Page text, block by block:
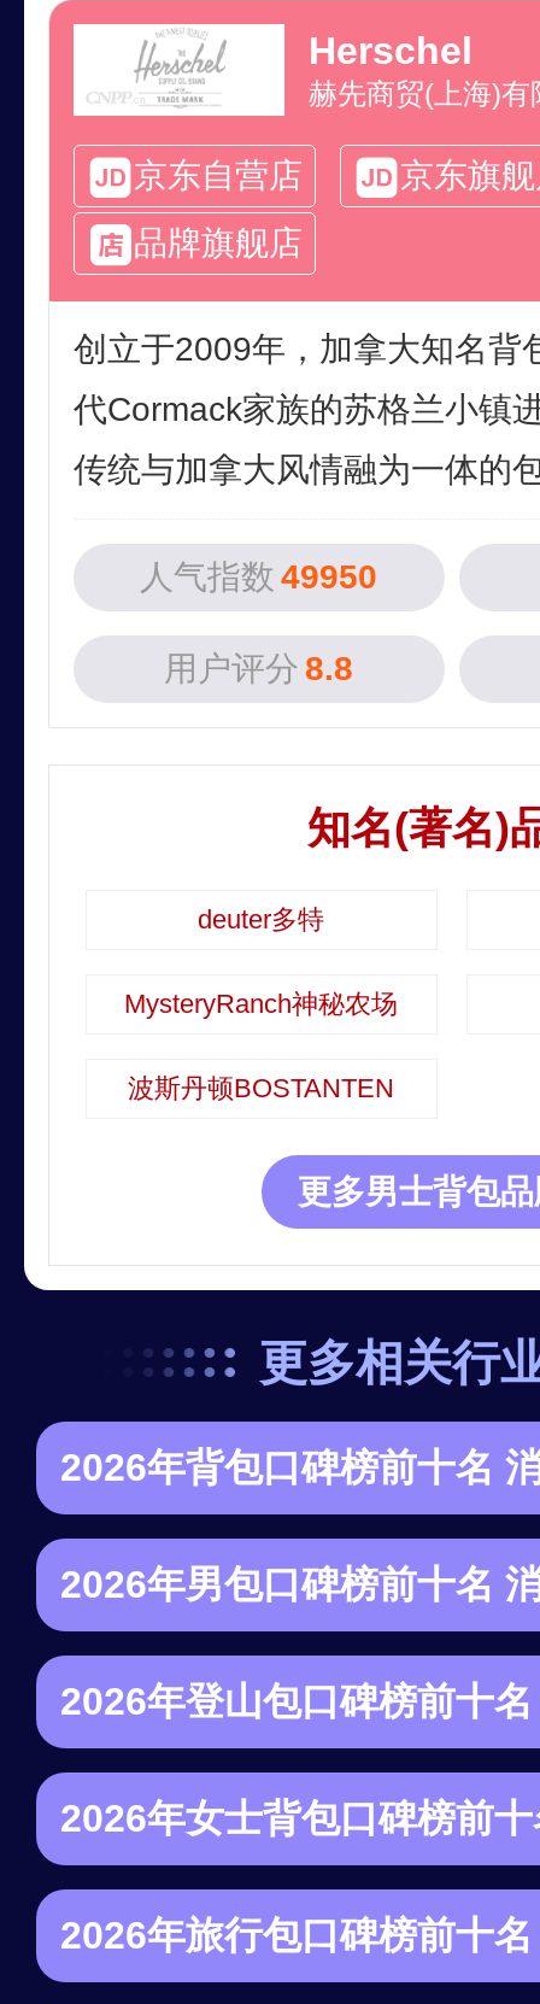
Herschel
赫先商贸(上海)有
京东自营店
京东旗
品牌旗舰店
创立于2009年，加拿大知名背
代Cormack家族的苏格兰小镇
传统与加拿大风情融为一体的
人气指数 49950
用户评分 8.8
知名(著名)
deuter多特
MysteryRanch神秘农场
波斯丹顿BOSTANTEN
更多男士背包
更多相关行